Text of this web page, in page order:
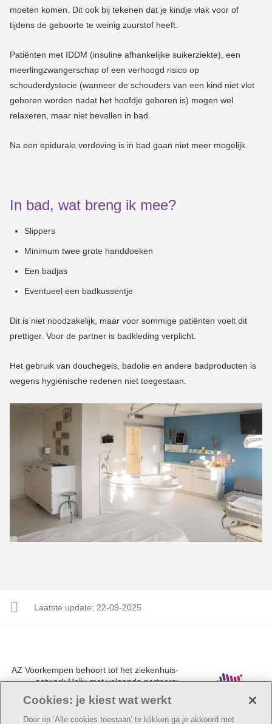
moeten komen. Dit ook bij tekenen dat je kindje vlak voor of
tijdens de geboorte te weinig zuurstof heeft.
Patiënten met IDDM (insuline afhankelijke suikerziekte) , een
meerlingzwangerschap of een verhoogd risico op
schouderdystocie (wanneer de schouders van een kind niet vlot
geboren worden nadat het hoofdje geboren is) mogen wel
relaxeren, maar niet bevallen in bad.
Na een epidurale verdoving is in bad gaan niet meer mogelijk.
In bad, wat breng ik mee?
Slippers
Minimum twee grote handdoeken
Een badjas
Eventueel een badkussentje
Dit is niet noodzakelijk, maar voor sommige patiënten voelt dit
prettiger. Voor de partner is badkleding verplicht.
Het gebruik van douchegels, badolie en andere badproducten is
wegens hygiënische redenen niet toegestaan.
Laatste update: 22-09-2025
AZ Voorkempen behoort tot het ziekenhuis-
netwerk Helix met volgende partners:
Klina.
Cookies: je kiest wat werkt
Door op ‘Alle cookies toestaan’ te klikken ga je akkoord met